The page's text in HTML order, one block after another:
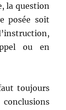
la ques­tion
posée soit
ou en
tou­jours